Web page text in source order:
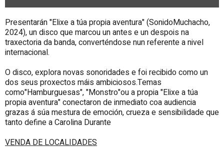
Presentarán "Elixe a túa propia aventura" (SonidoMuchacho,
2024), un disco que marcou un antes e un despois na
traxectoria da banda, converténdose nun referente a nivel
internacional.
O disco, explora novas sonoridades e foi recibido como un
dos seus proxectos máis ambiciosos.Temas
como"Hamburguesas", "Monstro"ou a propia "Elixe a túa
propia aventura" conectaron de inmediato coa audiencia
grazas á súa mestura de emoción, crueza e sensibilidade que
tanto define a Carolina Durante
VENDA DE LOCALIDADES